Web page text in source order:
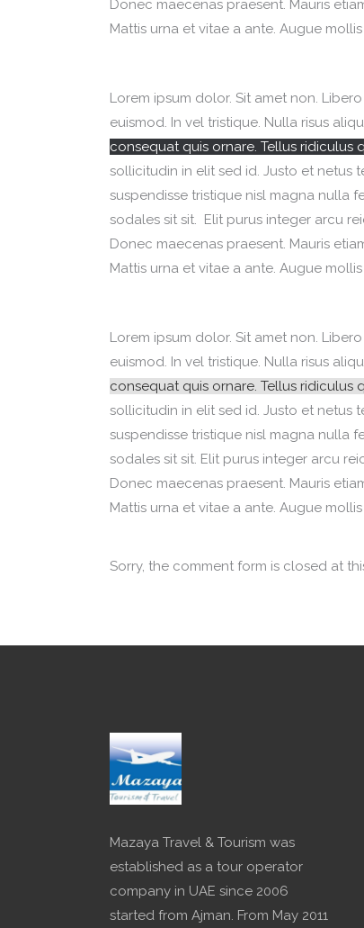
Donec maecenas praesent. Mauris
Mattis urna et vitae a ante. Augue
Lorem ipsum dolor. Sit amet non.
euismod. In vel tristique. Nulla risus
consequat quis ornare. Tellus ridiculus
sollicitudin in elit sed id. Justo et netus
suspendisse tristique nisl magna nulla
sodales sit sit. Elit purus integer arcu
Donec maecenas praesent. Mauris
Mattis urna et vitae a ante. Augue
Lorem ipsum dolor. Sit amet non.
euismod. In vel tristique. Nulla risus
consequat quis ornare. Tellus ridiculus
sollicitudin in elit sed id. Justo et netus
suspendisse tristique nisl magna nulla
sodales sit sit. Elit purus integer arcu
Donec maecenas praesent. Mauris
Mattis urna et vitae a ante. Augue
Sorry, the comment form is closed at
Mazaya Travel & Tourism was
established as a tour operator
company in UAE since 2006
started from Ajman. From May 2011